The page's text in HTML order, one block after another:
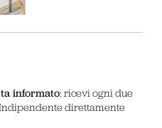
informato: ricevi ogni due
direttamente